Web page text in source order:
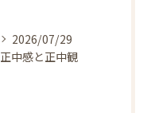
2026/07/29
正中感と正中観